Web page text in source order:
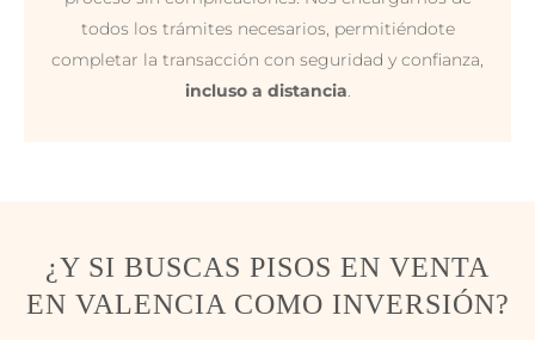
todos los trámites necesarios, permitiéndote
completar la transacción con seguridad y confianza,
incluso a distancia.
¿Y SI BUSCAS PISOS EN VENTA
EN VALENCIA COMO INVERSIÓN?